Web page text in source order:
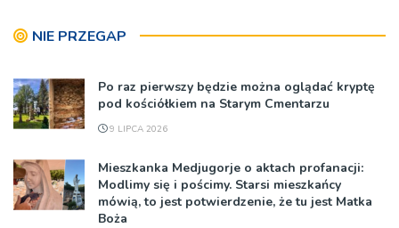
NIE PRZEGAP
Po raz pierwszy będzie można oglądać kryptę
pod kościółkiem na Starym Cmentarzu
9 LIPCA 2026
Mieszkanka Medjugorje o aktach profanacji:
Modlimy się i pościmy. Starsi mieszkańcy
mówią, to jest potwierdzenie, że tu jest Matka
Boża